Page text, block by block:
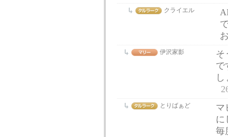
クライエル
伊沢家影
そ
で
とりばぁど
マ
に
毎